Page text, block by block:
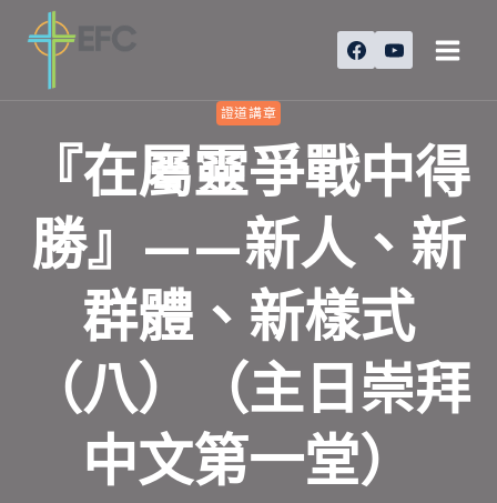
證道講章
『在屬靈爭戰中得
勝』——新人、新
群體、新樣式
（八）（主日崇拜
中文第一堂）